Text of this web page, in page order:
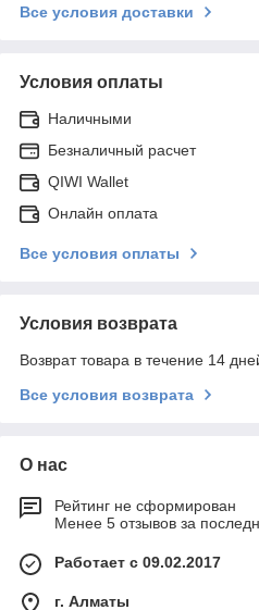
Все условия доставки
Условия оплаты
Наличными
Безналичный расчет
QIWI Wallet
Онлайн оплата
Все условия оплаты
Условия возврата
Возврат товара в течение 14
Все условия возврата
О нас
Рейтинг не сформирован
Менее 5 отзывов за
Работает с 09.02.2017
г. Алматы